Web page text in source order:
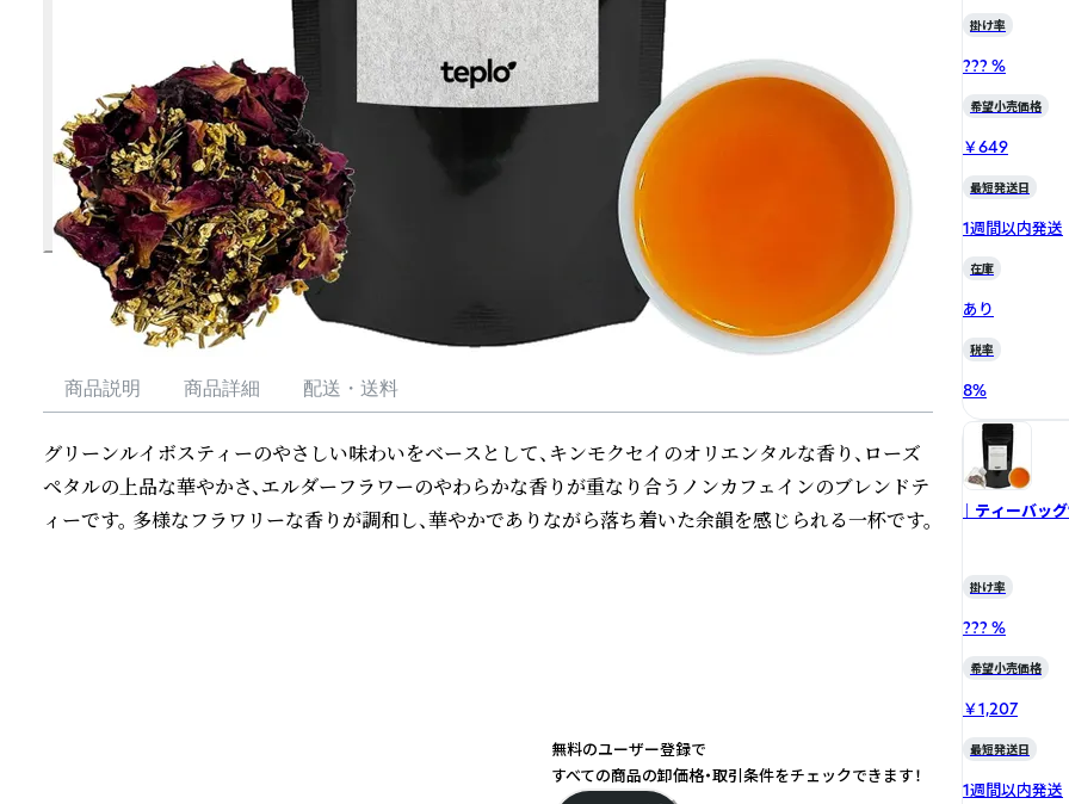
商品説明 商品詳細 配送・送料
グリーンルイボスティーのやさしい味わいをベースとして、キンモクセイのオリエンタルな香り、ローズ
ペタルの上品な華やかさ、エルダーフラワーのやわらかな香りが重なり合うノンカフェインのブレンドテ
ィーです。 多様なフラワリーな香りが調和し、華やかでありながら落ち着いた余韻を感じられる一杯です。
掛け率
??? %
希望小売価格
￥649
最短発送日
1週間以内発送
在庫
あり
税率
8%
｜ ティーバッ
掛け率
??? %
希望小売価格
￥1,207
最短発送日
1週間以内発送
無料のユーザー登録で
すべての商品の卸価格・取引条件をチェックできます！